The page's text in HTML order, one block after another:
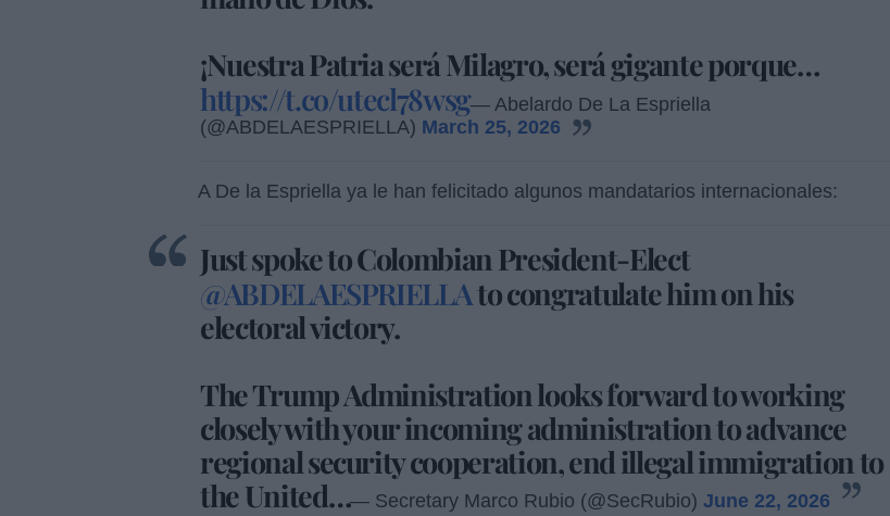
¡Nuestra Patria será Milagro, será gigante porque…
https://t.co/utecl78wsg— Abelardo De La Espriella
(@ABDELAESPRIELLA) March 25, 2026
A De la Espriella ya le han felicitado algunos mandatarios internacionales:
Just spoke to Colombian President-Elect
@ABDELAESPRIELLAto congratulate him on his
electoral victory.
The Trump Administration looks forward to working
closely with your incoming administration to advance
regional security cooperation, end illegal immigration to
the United…— Secretary Marco Rubio (@SecRubio)June 22, 2026